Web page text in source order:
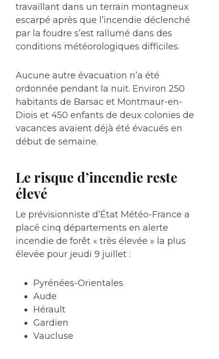
travaillant dans un terrain montagneux
escarpé après que l’incendie déclenché
par la foudre s’est rallumé dans des
conditions météorologiques difficiles.
Aucune autre évacuation n’a été
ordonnée pendant la nuit. Environ 250
habitants de Barsac et Montmaur-en-
Diois et 450 enfants de deux colonies de
vacances avaient déjà été évacués en
début de semaine.
Le risque d’incendie reste
élevé
Le prévisionniste d’État Météo-France a
placé cinq départements en alerte
incendie de forêt « très élevée » la plus
élevée pour jeudi 9 juillet :
Pyrénées-Orientales
Aude
Hérault
Gardien
Vaucluse